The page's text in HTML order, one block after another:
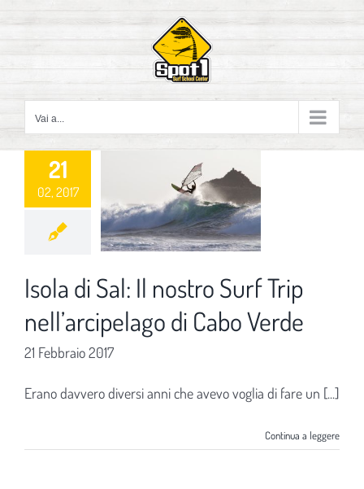
contenuto
Vai a...
21
02, 2017
Isola di Sal: Il nostro Surf Trip
nell’arcipelago di Cabo Verde
21 Febbraio 2017
Erano davvero diversi anni che avevo voglia di fare un [...]
Continua a leggere